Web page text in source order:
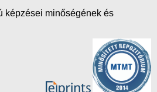
képzései minőségének és